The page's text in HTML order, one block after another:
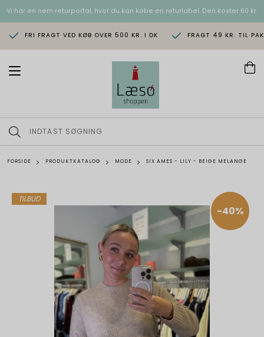
Vi har en nem returportal, hvor du kan købe en returlabel. Den koster 60 kr.
FRI FRAGT VED KØB OVER 500 KR. I DK FRAGT 49 KR. TIL
T
n
a
i
FORSIDE PRODUKTKATALOG MODE SIX AMES - LILY - BEIGE MELANGE
TILBUD
-40%